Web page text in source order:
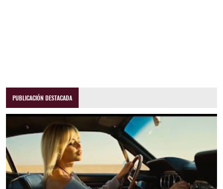
PUBLICACIÓN DESTACADA